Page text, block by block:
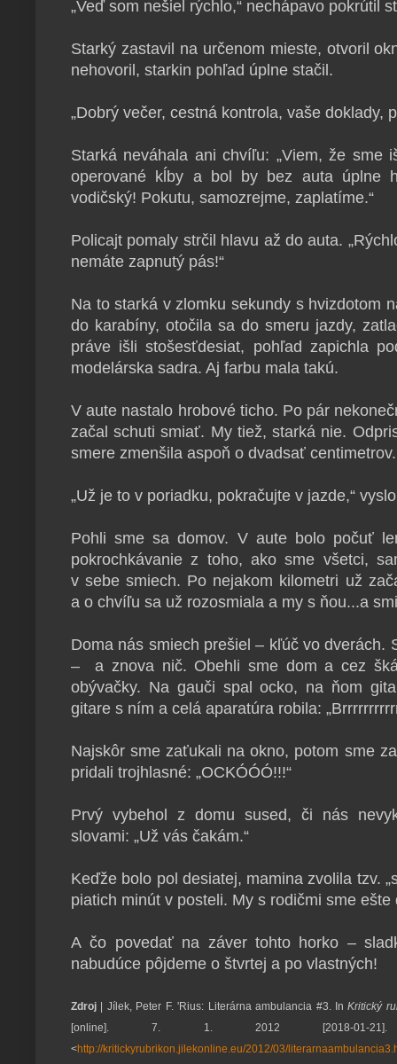
„Veď som nešiel rýchlo,“ nechápavo pokrútil
Starký zastavil na určenom mieste, otvoril
nehovoril, starkin pohľad úplne stačil.
„Dobrý večer, cestná kontrola, vaše doklady,
Starká neváhala ani chvíľu: „Viem, že sme
operované kĺby a bol by bez auta úplne
vodičský! Pokutu, samozrejme, zaplatíme.“
Policajt pomaly strčil hlavu až do auta.
nemáte zapnutý pás!“
Na to starká v zlomku sekundy s hvizdotom
do karabíny, otočila sa do smeru jazdy,
práve išli stošesťdesiat, pohľad zapichla
modelárska sadra. Aj farbu mala takú.
V aute nastalo hrobové ticho. Po pár
začal schuti smiať. My tiež, starká nie.
smere zmenšila aspoň o dvadsať centimetrov.
„Už je to v poriadku, pokračujte v jazde,“
Pohli sme sa domov. V aute bolo počuť
pokrochkávanie z toho, ako sme všetci,
v sebe smiech. Po nejakom kilometri už
a o chvíľu sa už rozosmiala a my s ňou...a
Doma nás smiech prešiel – kľúč vo dverách.
– a znova nič. Obehli sme dom a cez
obývačky. Na gauči spal ocko, na ňom
gitare s ním a celá aparatúra robila:
Najskôr sme zaťukali na okno, potom sme
pridali trojhlasné: „OCKÓÓÓ!!!“
Prvý vybehol z domu sused, či nás
slovami: „Už vás čakám.“
Keďže bolo pol desiatej, mamina zvolila tzv.
piatich minút v posteli. My s rodičmi sme
A čo povedať na záver tohto horko –
nabudúce pôjdeme o štvrtej a po vlastných!
Zdroj | Jílek, Peter F. 'Rius: Literárna ambulancia #3. InKritický
[online]. 7. 1. 2012 [2018-01-
<http://kritickyrubrikon.jilekonline.eu/2012/03/